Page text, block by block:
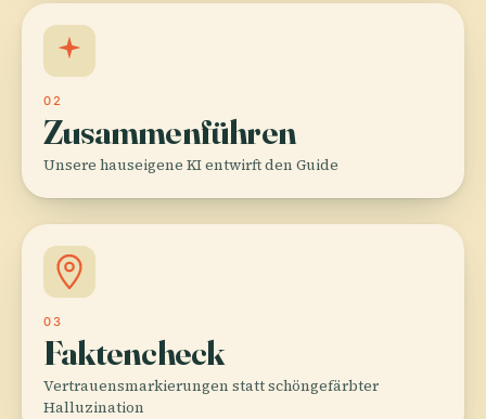
02
Zusammenführen
Unsere hauseigene KI entwirft den Guide
03
Faktencheck
Vertrauensmarkierungen statt schöngefärbter
Halluzination